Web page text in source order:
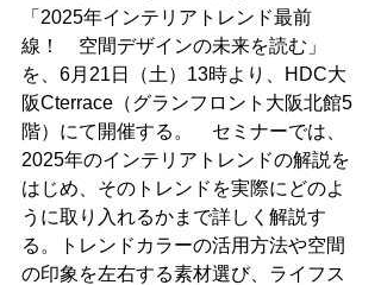
「2025年インテリアトレンド最前
線！　空間デザインの未来を読む」
を、6月21日（土）13時より、HDC大
阪Cterrace（グランフロント大阪北館5
階）にて開催する。　セミナーでは、
2025年のインテリアトレンドの解説を
はじめ、そのトレンドを実際にどのよ
うに取り入れるかまで詳しく解説す
る。トレンドカラーの活用方法や空間
の印象を左右する素材選び、ライフス